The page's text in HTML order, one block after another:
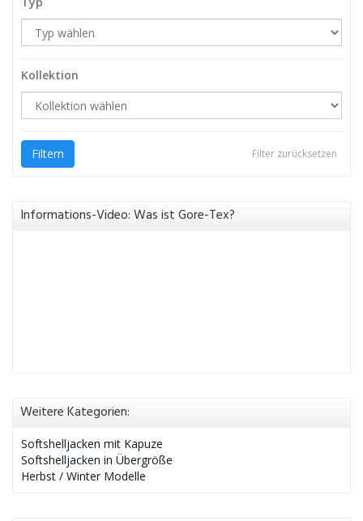
Kollektion
Filter zurücksetzen
Filtern
Informations-Video: Was ist Gore-Tex?
Weitere Kategorien:
Softshelljacken mit Kapuze
Softshelljacken in Übergröße
Herbst / Winter Modelle